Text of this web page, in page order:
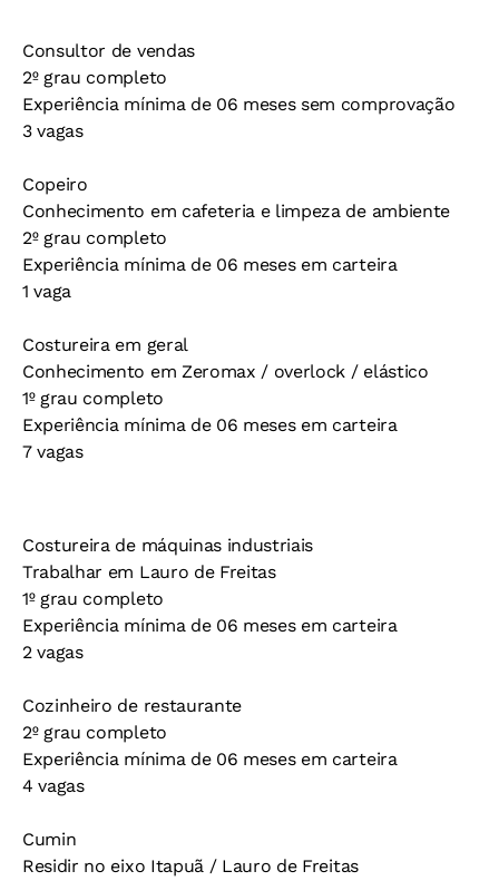
Consultor de vendas
2º grau completo
Experiência mínima de 06 meses sem comprovação
3 vagas
Copeiro
Conhecimento em cafeteria e limpeza de ambiente
2º grau completo
Experiência mínima de 06 meses em carteira
1 vaga
Costureira em geral
Conhecimento em Zeromax / overlock / elástico
1º grau completo
Experiência mínima de 06 meses em carteira
7 vagas
Costureira de máquinas industriais
Trabalhar em Lauro de Freitas
1º grau completo
Experiência mínima de 06 meses em carteira
2 vagas
Cozinheiro de restaurante
2º grau completo
Experiência mínima de 06 meses em carteira
4 vagas
Cumin
Residir no eixo Itapuã / Lauro de Freitas